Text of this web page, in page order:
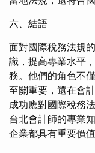
六、結語
面對國際稅務法規
識，提高專業水平
務。他們的角色不
至關重要，還在會
成功應對國際稅務
台北會計師的專業
企業都具有重要價值